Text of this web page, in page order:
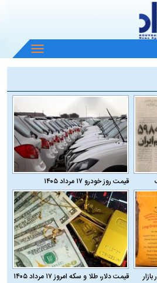
باز
و
منو
قیمت روز خودرو ۱۷ مرداد ۱۴۰۵
قیمت دلار، طلا و سکه امروز ۱۷ مرداد ۱۴۰۵